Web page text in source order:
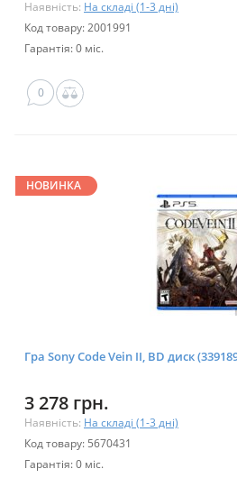
Наявність: На складі (1-3 дні)
Код товару: 2001991
Гарантія: 0 міс.
0
НОВИНКА
Гра Sony Code Vein II, BD диск
3 278 грн.
Наявність: На складі (1-3 дні)
Код товару: 5670431
Гарантія: 0 міс.